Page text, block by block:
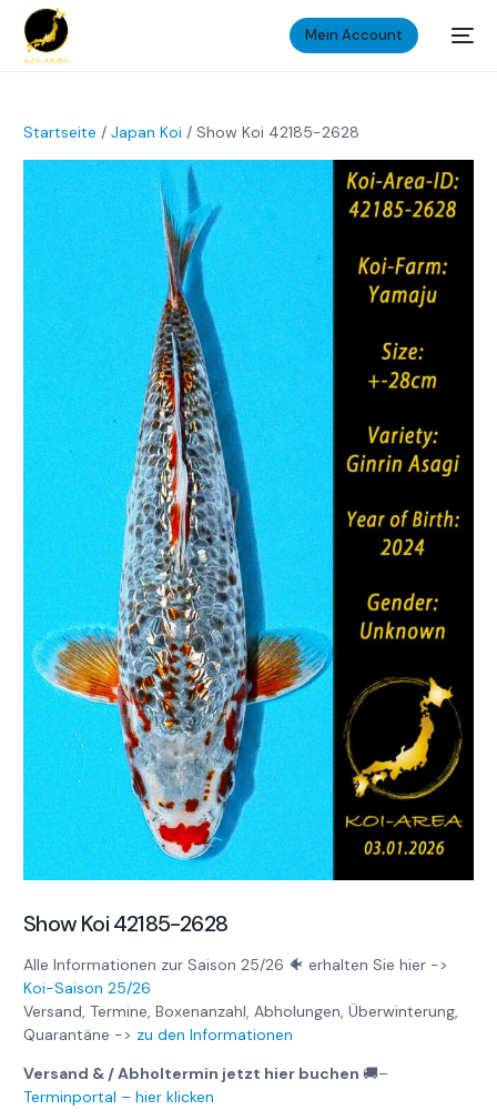
Mein Account
Startseite /Japan Koi / Show Koi 42185-2628
Show Koi 42185-2628
Alle Informationen zur Saison 25/26 🐠 erhalten Sie hier ->
Koi-Saison 25/26
Versand, Termine, Boxenanzahl, Abholungen, Überwinterung,
Quarantäne -> zu den Informationen
Versand & / Abholtermin jetzt hier buchen 🚚–
Terminportal – hier klicken